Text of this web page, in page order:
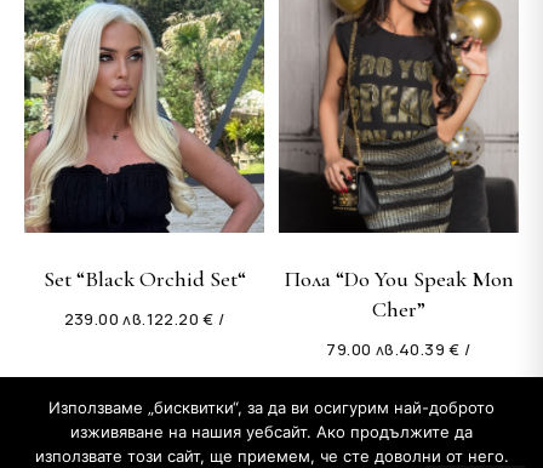
Set “Black Orchid Set“
122.20 € /
239.00лв.
Пола “Do You Speak Mon
Cher”
40.39 € /
79.00 лв.
Използваме „бисквитки“, за да ви осигурим най-доброто
изживяване на нашия уебсайт. Ако продължите да
използвате този сайт, ще приемем, че сте доволни от него.